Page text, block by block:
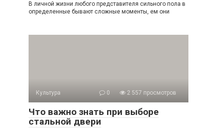
В личной жизни любого представителя сильного пола в
определенные бывают сложные моменты, ем они
Культура 0 2 557 просмотров
Что важно знать при выборе
стальной двери